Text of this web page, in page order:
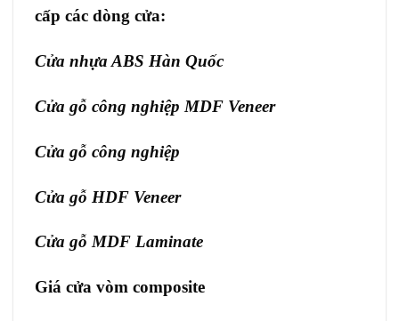
cấp các dòng cửa:
Cửa nhựa ABS Hàn Quốc
Cửa gỗ công nghiệp MDF Veneer
Cửa gỗ công nghiệp
Cửa gỗ HDF Veneer
Cửa gỗ MDF Laminate
Giá cửa vòm composite